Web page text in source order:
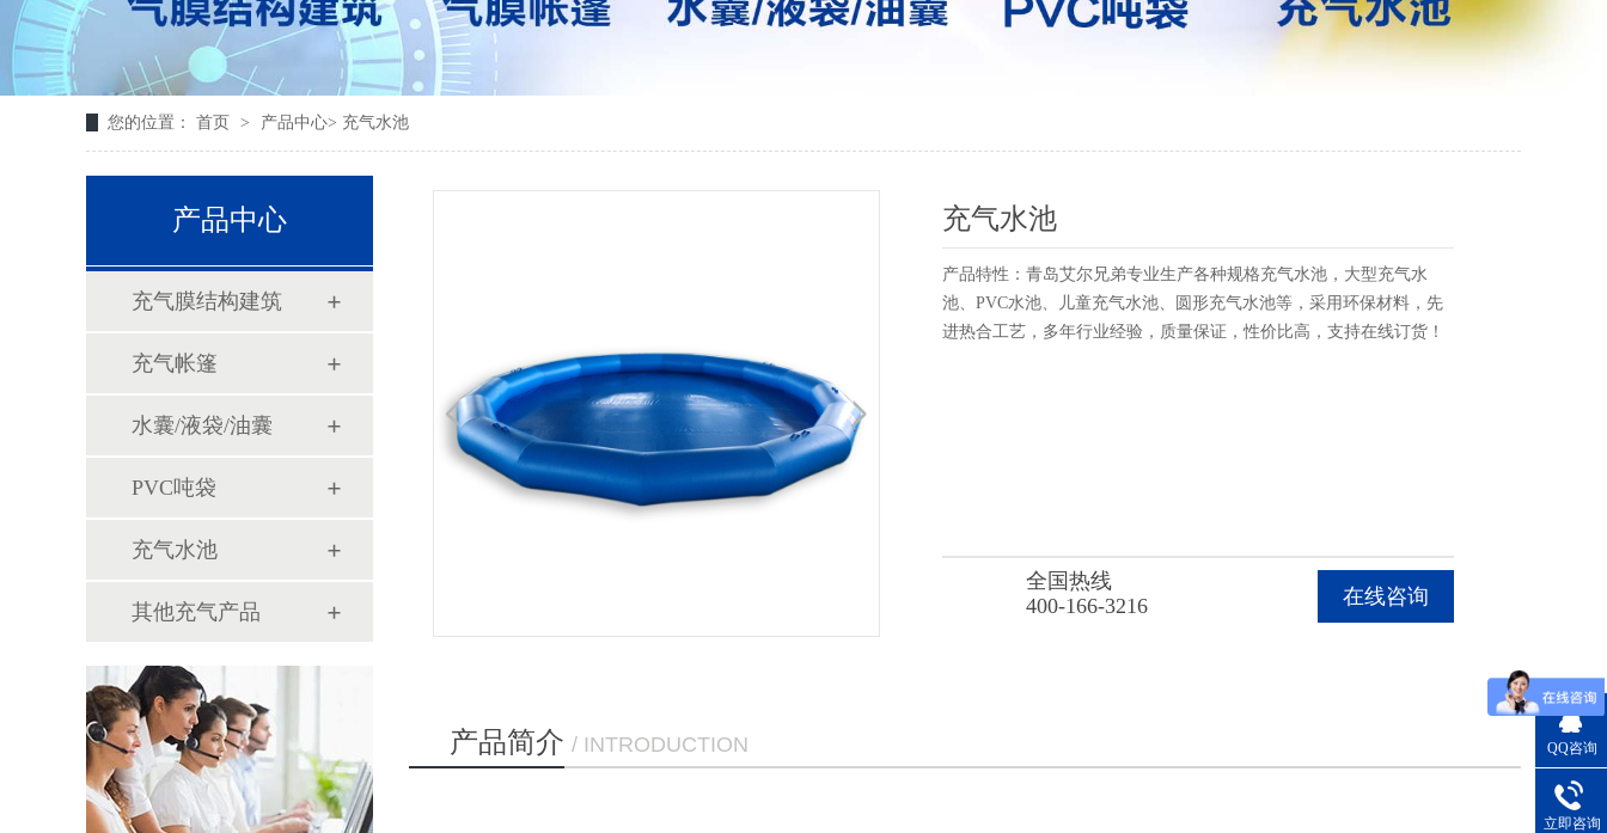
您的位置： 首页 > 产品中心> 充气水池
充气水池
产品特性：青岛艾尔兄弟专业生产各种规格充气水池，大型充气水
池、PVC水池、儿童充气水池、圆形充气水池等，采用环保材料，先
进热合工艺，多年行业经验，质量保证，性价比高，支持在线订货！
在线咨询
全国热线
400-166-3216
产品简介 / INTRODUCTION
产品中心
充气膜结构建筑
充气帐篷
水囊/液袋/油囊
PVC吨袋
充气水池
其他充气产品
QQ咨询
立即咨询